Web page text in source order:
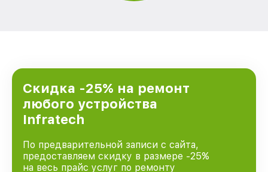
Скидка -25% на ремонт
любого устройства
Infratech
По предварительной записи с сайта,
предоставляем скидку в размере -25%
на весь прайс услуг по ремонту